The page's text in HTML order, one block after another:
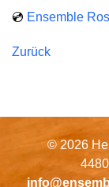
💿 Ensemble
Zurück
© 2026